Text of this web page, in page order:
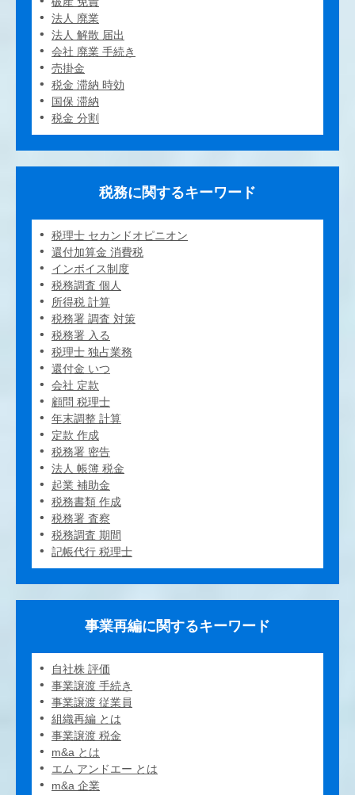
法人 廃業
法人 解散 届出
会社 廃業 手続き
売掛金
税金 滞納 時効
国保 滞納
税金 分割
税務に関するキーワード
税理士 セカンドオピニオン
還付加算金 消費税
インボイス制度
税務調査 個人
所得税 計算
税務署 調査 対策
税務署 入る
税理士 独占業務
還付金 いつ
会社 定款
顧問 税理士
年末調整 計算
定款 作成
税務署 密告
法人 帳簿 税金
起業 補助金
税務書類 作成
税務署 査察
税務調査 期間
記帳代行 税理士
事業再編に関するキーワード
自社株 評価
事業譲渡 手続き
事業譲渡 従業員
組織再編 とは
事業譲渡 税金
m&a とは
エム アンドエー とは
m&a 企業